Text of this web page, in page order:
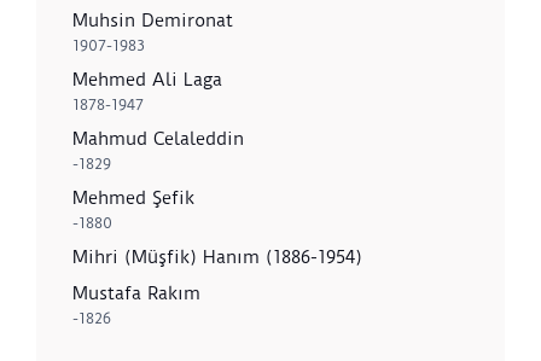
Muhsin Demironat
1907-1983
Mehmed Ali Laga
1878-1947
Mahmud Celaleddin
-1829
Mehmed Şefik
-1880
Mihri (Müşfik) Hanım (1886-1954)
Mustafa Rakım
-1826